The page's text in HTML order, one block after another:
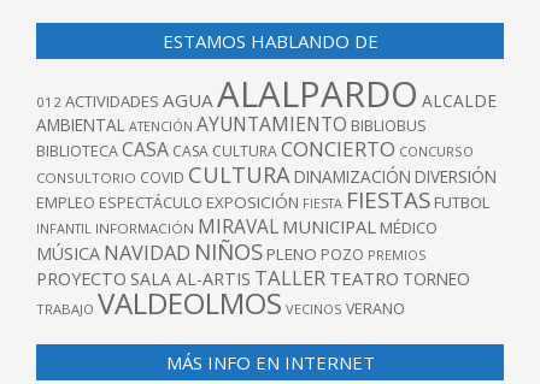
ESTAMOS HABLANDO DE
012 ACTIVIDADES AGUAALALPARDO ALCALDE
AMBIENTAL ATENCIÓN AYUNTAMIENTO BIBLIOBUS
BIBLIOTECACASA CASA CULTURACONCIERTO CONCURSO
CONSULTORIO COVID CULTURA DINAMIZACIÓN DIVERSIÓN
EMPLEO ESPECTÁCULO EXPOSICIÓN FIESTA FIESTAS FUTBOL
INFANTIL INFORMACIÓN MIRAVAL MUNICIPAL MÉDICO
MÚSICA NAVIDAD NIÑOS PLENO POZO PREMIOS
PROYECTO SALA AL-ARTIS TALLER TEATRO TORNEO
TRABAJO VALDEOLMOS VECINOS VERANO
MÁS INFO EN INTERNET